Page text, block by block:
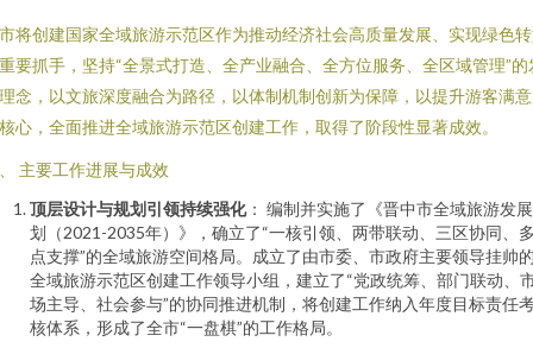
将创建国家全域旅游示范区作为推动经济社会高质量发展、实现绿色
要抓手，坚持“全景式打造、全产业融合、全方位服务、全区域管理”的
念，以文旅深度融合为路径，以体制机制创新为保障，以提升游客满
心，全面推进全域旅游示范区创建工作，取得了阶段性显著成效。
主要工作进展与成效
顶层设计与规划引领持续强化： 编制并实施了《晋中市全域旅游发
划（2021-2035年）》，确立了“一核引领、两带联动、三区协同、
点支撑”的全域旅游空间格局。成立了由市委、市政府主要领导挂帅
全域旅游示范区创建工作领导小组，建立了“党政统筹、部门联动、
场主导、社会参与”的协同推进机制，将创建工作纳入年度目标责任
核体系，形成了全市“一盘棋”的工作格局。